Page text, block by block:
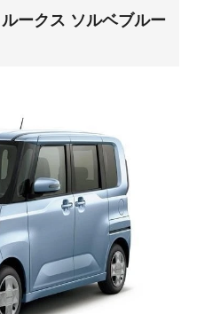
ルークス ソルベブルー